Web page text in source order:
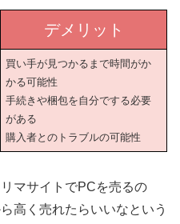
デメリット
買い手が見つかるまで時間がか
かる可能性
手続きや梱包を自分でする必要
がある
購入者とのトラブルの可能性
マサイトでPCを売るの
高く売れたらいいなという